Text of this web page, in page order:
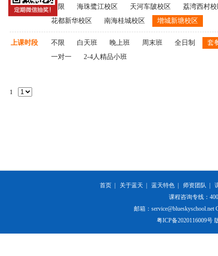
上课校区 不限 海珠鹭江校区 天河车陂校区
荔湾西村
花都新华校区
南海桂城校区 增城新塘校区
上课时段 不限 白天班 晚上班 周末班 全日制
套
一对一
2-4人精品小班
1
首页 关于蓝天 蓝天特色 师资团队
课程咨询专线：
邮箱：service@blueskyschool.net
粤ICP备2020116009号